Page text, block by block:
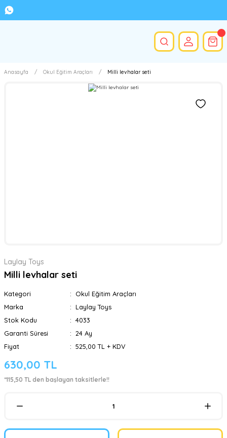
Anasayfa Okul Eğitim Araçları Milli levhalar seti
Laylay Toys
Milli levhalar seti
Kategori
Okul Eğitim Araçları
Marka
Laylay Toys
Stok Kodu
4033
Garanti Süresi
24 Ay
Fiyat
525,00 TL + KDV
630,00 TL
*115,50 TL den başlayan taksitlerle!!